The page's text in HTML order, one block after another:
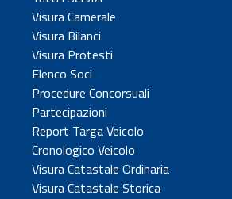
Visura Camerale
Visura Bilanci
Visura Protesti
Elenco Soci
Procedure Concorsuali
Partecipazioni
Report Targa Veicolo
Cronologico Veicolo
Visura Catastale Ordinaria
Visura Catastale Storica